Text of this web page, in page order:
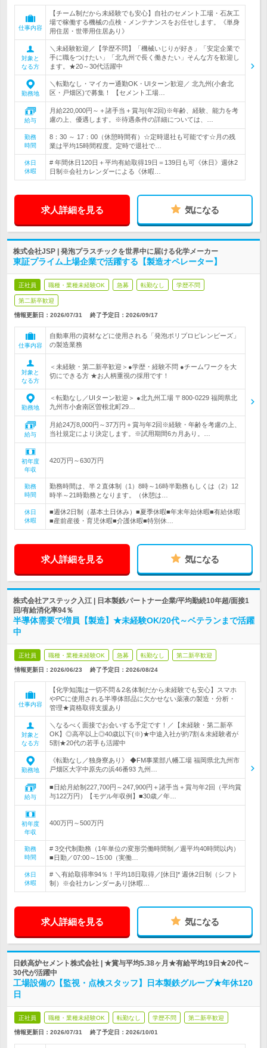
仕事内容
【チーム制だから未経験でも安心】自社のセメント工場・石灰工
場で稼働する機械の点検・メンテナンスをお任せします。《単身
用住居・世帯用住居あり》
対象と
なる方
＼未経験歓迎／【学歴不問】「機械いじりが好き」「安定企業で
手に職をつけたい」「北九州で長く働きたい」そんな方を歓迎し
ます。★20～30代活躍中
勤務地
＼転勤なし・マイカー通勤OK・UIターン歓迎／ 北九州(小倉北
区・戸畑区)で募集！ 【セメント工場…
給与
月給220,000円～＋諸手当＋賞与(年2回)※年齢、経験、能力を考
慮の上、優遇します。※待遇条件の詳細については、…
勤務
時間
8：30 ～ 17：00（休憩時間有）☆定時退社も可能です☆月の残
業は平均15時間程度。定時で退社で…
休日
休暇
# 年間休日120日＋平均有給取得19日＝139日も可《休日》週休2
日制※会社カレンダーによる《休暇…
求人詳細を見る 気になる
株式会社JSP | 発泡プラスチックを世界中に届ける化学メーカー
東証プライム上場企業で活躍する【製造オペレーター】
正社員 職種・業種未経験OK 急募 転勤なし 学歴不問
第二新卒歓迎
情報更新日：2026/07/31 終了予定日： 2026/09/17
仕事内容
自動車用の資材などに使用される「発泡ポリプロピレンビーズ」
の製造業務
対象と
なる方
＜未経験・第二新卒歓迎＞●学歴・経験不問 ●チームワークを大
切にできる方 ★お人柄重視の採用です！
勤務地
＜転勤なし／UIターン歓迎＞ ●北九州工場 〒800-0229 福岡県北
九州市小倉南区曽根北町29…
給与
月給24万8,000円～37万円＋賞与年2回※経験・年齢を考慮の上、
当社規定により決定します。※試用期間6カ月あり。…
初年度
年収
420万円～630万円
勤務
時間
勤務時間は、半２直体制（1）8時～16時半勤務もしくは（2）12
時半～21時勤務となります。（休憩は…
休日
休暇
■週休2日制（基本土日休み）■夏季休暇■年末年始休暇■有給休暇
■産前産後・育児休暇■介護休暇■特別休…
求人詳細を見る 気になる
株式会社アステック入江 | 日本製鉄パートナー企業/平均勤続10年超/面接1
回/有給消化率94％
半導体需要で増員【製造】★未経験OK/20代～ベテランまで活躍
中
正社員 職種・業種未経験OK 急募 転勤なし 第二新卒歓迎
情報更新日：2026/06/23 終了予定日： 2026/08/24
仕事内容
【化学知識は一切不問＆2名体制だから未経験でも安心】スマホ
やPCに使用される半導体部品に欠かせない薬液の製造・分析・
管理★資格取得支援あり
対象と
なる方
＼なるべく面接でお会いする予定です！／【未経験・第二新卒
OK】◎高卒以上◎40歳以下(※)★中途入社が約7割＆未経験者が
5割★20代の若手も活躍中
勤務地
《転勤なし／独身寮あり》 ◆FM事業部八幡工場 福岡県北九州市
戸畑区大字中原先の浜46番93 九州…
給与
■日給月給制227,700円～247,900円＋諸手当＋賞与年2回（平均賞
与122万円）【モデル年収例】■30歳／年…
初年度
年収
400万円～500万円
勤務
時間
# 3交代制勤務（1年単位の変形労働時間制／週平均40時間以内）
■日勤／07:00～15:00（実働…
休日
休暇
# ＼有給取得率94％！平均18日取得／[休日]* 週休2日制（シフト
制）※会社カレンダーあり[休暇…
求人詳細を見る 気になる
日鉄高炉セメント株式会社 | ★賞与平均5.38ヶ月★有給平均19日★20代～
30代が活躍中
工場設備の【監視・点検スタッフ】日本製鉄グループ★年休120
日
正社員 職種・業種未経験OK 転勤なし 学歴不問 第二新卒歓迎
情報更新日：2026/07/31 終了予定日： 2026/10/01